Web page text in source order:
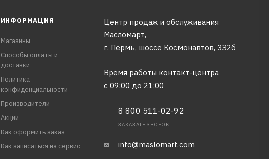
ИНФОРМАЦИЯ
Магазины
Способы оплаты и
доставки
Политика
конфиденциальности
Производители
Акции
Как оформить заказ
Как записаться на сервис
Центр продаж и обслуживания
Масломарт,
г. Пермь, шоссе Космонавтов, 332б
Время работы контакт-центра
с 09:00 до 21:00
8 800 511-02-92
ЗАКАЗАТЬ ЗВОНОК
info@maslomart.com